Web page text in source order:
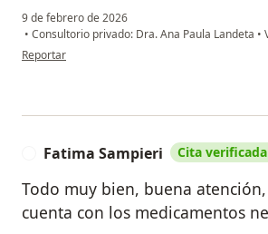
9 de febrero de 2026
• Consultorio privado: Dra. Ana Paula Landeta •
en opinión del usuario Alexandrina
Reportar
Fatima Sampieri Cita verificada
Todo muy bien, buena
cuenta con los medicamentos